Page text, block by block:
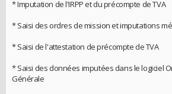
* Imputation de l'IRPP et du précompte de TVA
* Saisi des ordres de mission et imputations
* Saisi de l'attestation de précompte de TVA
* Saisi des données imputées dans le logiciel
Générale